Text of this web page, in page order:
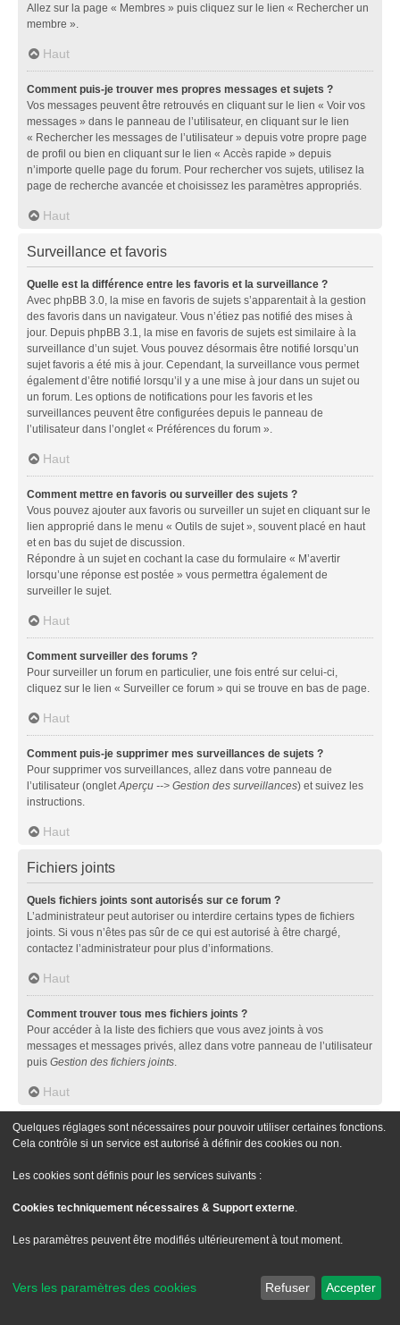
Allez sur la page « Membres » puis cliquez sur le lien « Rechercher un
membre ».
Haut
Comment puis-je trouver mes propres messages et sujets ?
Vos messages peuvent être retrouvés en cliquant sur le lien « Voir vos
messages » dans le panneau de l’utilisateur, en cliquant sur le lien
« Rechercher les messages de l’utilisateur » depuis votre propre page
de profil ou bien en cliquant sur le lien « Accès rapide » depuis
n’importe quelle page du forum. Pour rechercher vos sujets, utilisez la
page de recherche avancée et choisissez les paramètres appropriés.
Haut
Surveillance et favoris
Quelle est la différence entre les favoris et la surveillance ?
Avec phpBB 3.0, la mise en favoris de sujets s’apparentait à la gestion
des favoris dans un navigateur. Vous n’étiez pas notifié des mises à
jour. Depuis phpBB 3.1, la mise en favoris de sujets est similaire à la
surveillance d’un sujet. Vous pouvez désormais être notifié lorsqu’un
sujet favoris a été mis à jour. Cependant, la surveillance vous permet
également d’être notifié lorsqu’il y a une mise à jour dans un sujet ou
un forum. Les options de notifications pour les favoris et les
surveillances peuvent être configurées depuis le panneau de
l’utilisateur dans l’onglet « Préférences du forum ».
Haut
Comment mettre en favoris ou surveiller des sujets ?
Vous pouvez ajouter aux favoris ou surveiller un sujet en cliquant sur le
lien approprié dans le menu « Outils de sujet », souvent placé en haut
et en bas du sujet de discussion.
Répondre à un sujet en cochant la case du formulaire « M’avertir
lorsqu’une réponse est postée » vous permettra également de
surveiller le sujet.
Haut
Comment surveiller des forums ?
Pour surveiller un forum en particulier, une fois entré sur celui-ci,
cliquez sur le lien « Surveiller ce forum » qui se trouve en bas de page.
Haut
Comment puis-je supprimer mes surveillances de sujets ?
Pour supprimer vos surveillances, allez dans votre panneau de
l’utilisateur (ongletAperçu --> Gestion des surveillances) et suivez les
instructions.
Haut
Fichiers joints
Quels fichiers joints sont autorisés sur ce forum ?
L’administrateur peut autoriser ou interdire certains types de fichiers
joints. Si vous n’êtes pas sûr de ce qui est autorisé à être chargé,
contactez l’administrateur pour plus d’informations.
Haut
Comment trouver tous mes fichiers joints ?
Pour accéder à la liste des fichiers que vous avez joints à vos
messages et messages privés, allez dans votre panneau de l’utilisateur
puis Gestion des fichiers joints.
Haut
Concernant phpBB
Ce logiciel (dans sa version non modifiée) est développé et distribué
licence publique générale GNU version 2 (GPL-2.0) et peut être diffusé
À propos de phpBB
» (en anglais).
Quelques réglages sont nécessaires pour pouvoir utiliser certaines fonctions.
Cela contrôle si un service est autorisé à définir des cookies ou non.
Les cookies sont définis pour les services suivants :
Cookies techniquement nécessaires & Support externe.
Les paramètres peuvent être modifiés ultérieurement à tout moment.
Vers les paramètres des cookies Refuser Accepter